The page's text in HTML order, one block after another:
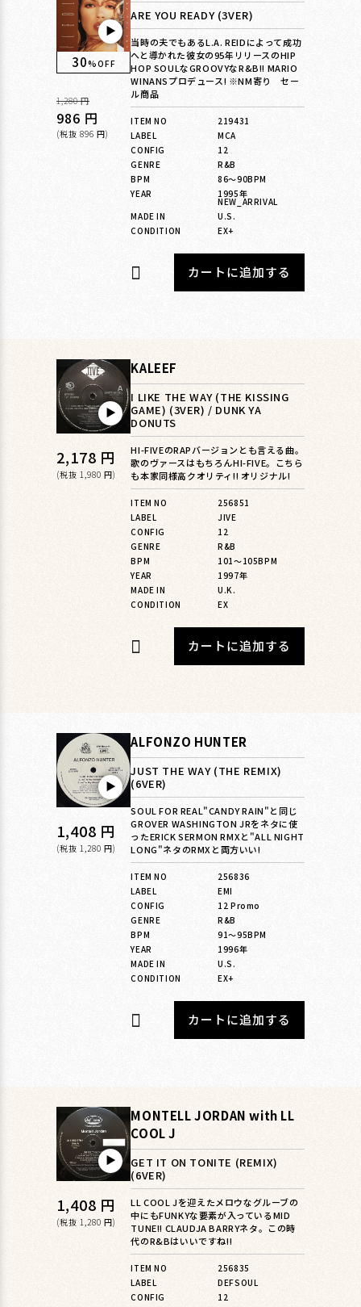
▶︎
30%OFF
通
常
価
1,280 円
セ
ー
986 円
(税抜 896 円)
ARE YOU READY (3VER)
当時の夫でもあるL.A. REIDによって成功
へと導かれた彼女の95年リリースのHIP
HOP SOULなGROOVYなR&B!! MARIO
WINANSプロデュース! ※NM寄り セー
ル商品
ITEM NO
219431
LABEL
MCA
CONFIG
12
GENRE
R&B
BPM
86〜90BPM
YEAR
1995年
NEW_ARRIVAL
MADE IN
U.S.
CONDITION
EX+
カートに追加する
▶︎
通
常
2,178 円
(税抜 1,980 円)
KALEEF
I LIKE THE WAY (THE KISSING
GAME) (3VER) / DUNK YA
DONUTS
HI-FIVEのRAPバージョンとも言える曲。
歌のヴァースはもちろんHI-FIVE。こちら
も本家同様高クオリティ!! オリジナル!
ITEM NO
256851
LABEL
JIVE
CONFIG
12
GENRE
R&B
BPM
101〜105BPM
YEAR
1997年
MADE IN
U.K.
CONDITION
EX
カートに追加する
▶︎
通
常
1,408 円
(税抜 1,280 円)
ALFONZO HUNTER
JUST THE WAY (THE REMIX)
(6VER)
SOUL FOR REAL"CANDY RAIN"と同じ
GROVER WASHINGTON JRをネタに使
ったERICK SERMON RMXと"ALL NIGHT
LONG"ネタのRMXと両方いい!
ITEM NO
256836
LABEL
EMI
CONFIG
12 Promo
GENRE
R&B
BPM
91〜95BPM
YEAR
1996年
MADE IN
U.S.
CONDITION
EX+
カートに追加する
▶︎
通
常
1,408 円
(税抜 1,280 円)
MONTELL JORDAN with LL
COOL J
GET IT ON TONITE (REMIX)
(6VER)
LL COOL Jを迎えたメロウなグルーブの
中にもFUNKYな要素が入っているMID
TUNE!! CLAUDJA BARRYネタ。この時
代のR&Bはいいですね!!
ITEM NO
256835
LABEL
DEFSOUL
CONFIG
12